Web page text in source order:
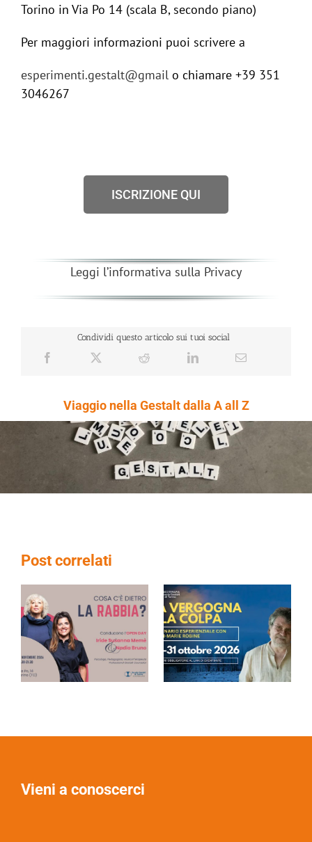
Torino in Via Po 14 (scala B, secondo piano)
Per maggiori informazioni puoi scrivere a
esperimenti.gestalt@gmailo chiamare +39 351
3046267
ISCRIZIONE QUI
Leggi l’informativa sulla Privacy
Condividi questo articolo sui tuoi social
Viaggio nella Gestalt dalla A all Z
Post correlati
Vieni a conoscerci